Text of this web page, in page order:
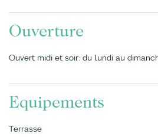
Ouverture
Ouvert midi et soir: du lundi au
Equipements
Terrasse